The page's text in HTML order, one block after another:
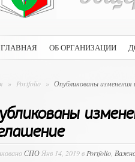
ГЛАВНАЯ ОБ ОРГАНИЗАЦИИ
» Portfolio » Опубликованы изменения
СПО Янв 14, 2019 в Portfolio